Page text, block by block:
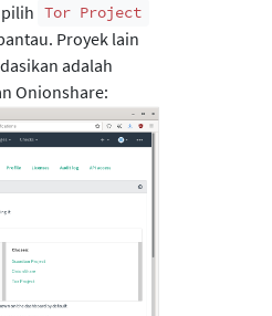
Tor Project
Proyek lain
adalah
Onionshare: